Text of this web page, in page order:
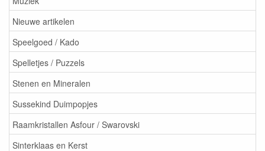
Nieuwe artikelen
Speelgoed / Kado
Spelletjes / Puzzels
Stenen en Mineralen
Sussekind Duimpopjes
Raamkristallen Asfour / Swarovski
Sinterklaas en Kerst